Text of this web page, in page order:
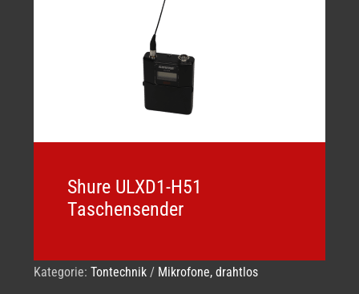
Shure ULXD1-H51
Taschensender
Kategorie: Tontechnik/ Mikrofone, drahtlos